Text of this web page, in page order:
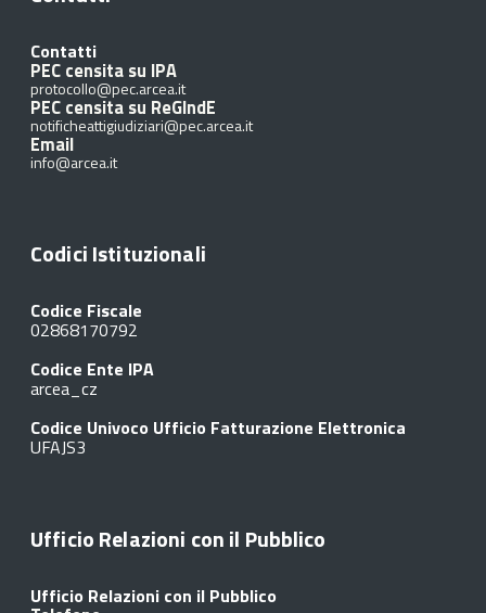
Contatti
PEC censita su IPA
protocollo@pec.arcea.it
PEC censita su ReGIndE
notificheattigiudiziari@pec.arcea.it
Email
info@arcea.it
Codici Istituzionali
Codice Fiscale
02868170792
Codice Ente IPA
arcea_cz
Codice Univoco Ufficio Fatturazione Elettronica
UFAJS3
Ufficio Relazioni con il Pubblico
Ufficio Relazioni con il Pubblico